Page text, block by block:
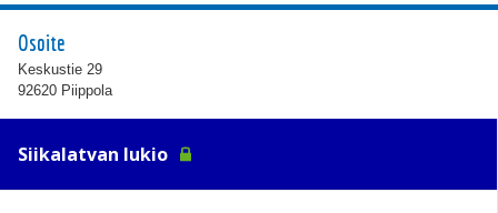
Osoite
Keskustie 29
92620 Piippola
Siikalatvan lukio